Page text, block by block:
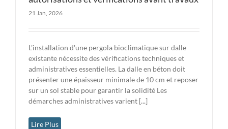
21 Jan, 2026
L'installation d'une pergola bioclimatique sur dalle
existante nécessite des vérifications techniques et
administratives essentielles. La dalle en béton doit
présenter une épaisseur minimale de 10 cm et reposer
sur un sol stable pour garantir la solidité Les
démarches administratives varient [...]
Lire Plus